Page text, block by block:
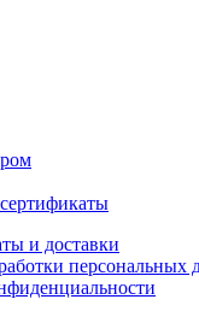
и доставки
персональных